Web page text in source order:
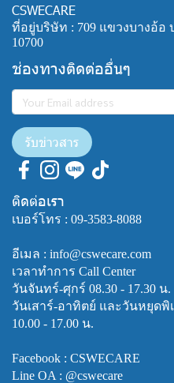
CSWECARE
ที่อยู่บริษัท : 709 แขวงบางอ้อ
10700
ช่องทางติดต่ออื่นๆ
รับข่าวสาร
ติดต่อเรา
เบอร์โทร : 09-3583-8088
อีเมล : info@cswecare.com
เวลาทำการ Call Center
วันจันทร์-ศุกร์ 08.30 - 17.30 น.
วันเสาร์-อาทิตย์ และวันหยุดพิ
10.00 - 17.00 น.
Facebook : CSWECARE
Line OA : @cswecare